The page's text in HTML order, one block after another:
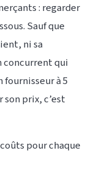
: regarder
Sauf que
ni sa
concurrent qui
fournisseur à 5
son prix, c’est
pour chaque